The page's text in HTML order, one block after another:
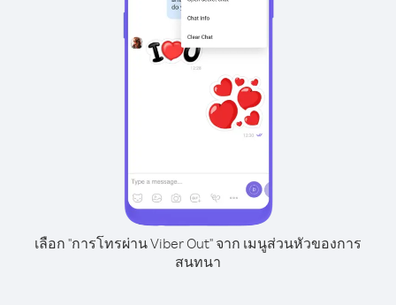
เลือก "การโทรผ่าน Viber Out" จาก เมนูส่วนหัวของการ
สนทนา